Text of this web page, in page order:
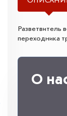
Разветвитель
переходника
О